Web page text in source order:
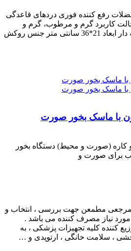
رفع کننده فوری دردهای قاعدگی
کاربرد گرم و مرطوب، گرم و
خشک، سرد، معطر و رایحه دار ابعاد 21*36 سانتی متر جنس روکش
با ماسک بخور صورت
کاره (صورت و محیط) دستگاه بخور
برای صورت و
، مرجعی مطمعن جهت بررسی ، انتخاب و
مورد نیاز مصرف کننده می باشد .
کننده کلیه تجهیزات پزشکی ، به
، سلامت خانگی ، ارتوپدی و …